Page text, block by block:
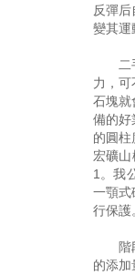
反彈
變其運
力，
石塊就
備的好
的圓
宏礦
1。我
一顎式
行保護
的添